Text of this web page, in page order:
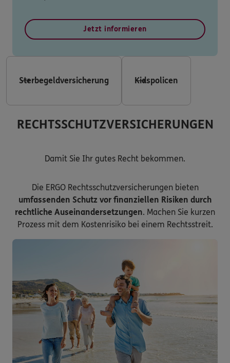
Jetzt informieren
Sterbegeldversicherung Kidspolicen
RECHTSSCHUTZVERSICHERUNGEN
Damit Sie Ihr gutes Recht bekommen.
Die ERGO Rechtsschutzversicherungen bieten
umfassenden Schutz vor finanziellen Risiken durch
rechtliche Auseinandersetzungen. Machen Sie kurzen
Prozess mit dem Kostenrisiko bei einem Rechtsstreit.